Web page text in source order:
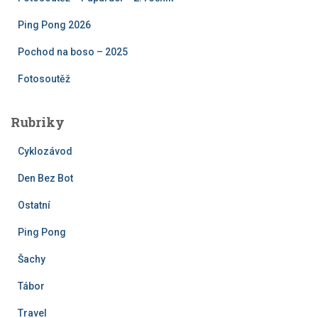
Ping Pong 2026
Pochod na boso – 2025
Fotosoutěž
Rubriky
Cyklozávod
Den Bez Bot
Ostatní
Ping Pong
Šachy
Tábor
Travel